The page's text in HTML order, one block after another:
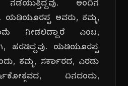
ಅಂದಿನ
ಯಡಿಯೂರಪ್ಪ ಅವರು, ತಮ್ಮ,
ನೀಡಲಿದ್ದಾರೆ ಎಂಬ,
ಹರಡಿದ್ದವು. ಯಡಿಯೂರಪ್ಪ
ತಮ್ಮ, ಸರ್ಕಾರದ, ಎರಡು
ದಿನದಂದು,